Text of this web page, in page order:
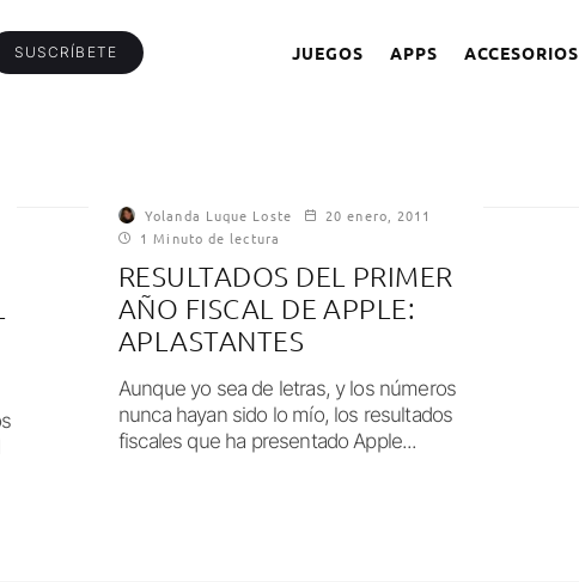
SUSCRÍBETE JUEGOS APPS ACCESORIOS
Yolanda Luque Loste
20 enero, 2011
1 Minuto de lectura
RESULTADOS DEL PRIMER
AÑO FISCAL DE APPLE:
APLASTANTES
Aunque yo sea de letras, y los números
nunca hayan sido lo mío, los resultados
fiscales que ha presentado Apple...